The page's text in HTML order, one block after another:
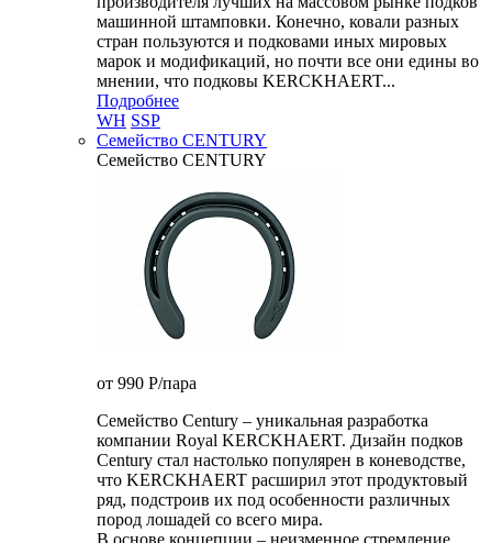
машинной штамповки. Конечно, ковали разных
стран пользуются и подковами иных мировых
марок и модификаций, но почти все они едины во
мнении, что подковы KERCKHAERT...
Подробнее
WH SSP
Семейство CENTURY
Семейство CENTURY
от 990 P/пара
Семейство Century – уникальная разработка
компании Royal KERCKHAERT. Дизайн подков
Century стал настолько популярен в коневодстве,
что KERCKHAERT расширил этот продуктовый
ряд, подстроив их под особенности различных
пород лошадей со всего мира.
В основе концепции – неизменное стремление